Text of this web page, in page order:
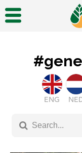
ENG